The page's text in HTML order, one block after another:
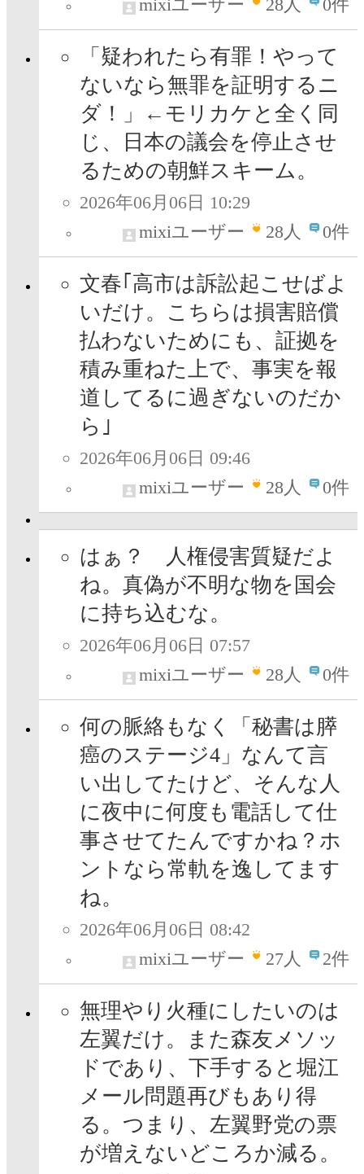
mixiユーザー 28人 0件
「疑われたら有罪！やって
ないなら無罪を証明するニ
ダ！」←モリカケと全く同
じ、日本の議会を停止させ
るための朝鮮スキーム。
2026年06月06日 10:29
mixiユーザー
28人 0件
文春｢高市は訴訟起こせばよ
いだけ。こちらは損害賠償
払わないためにも、証拠を
積み重ねた上で、事実を報
道してるに過ぎないのだか
ら｣
2026年06月06日 09:46
mixiユーザー
28人 0件
はぁ？ 人権侵害質疑だよ
ね。真偽が不明な物を国会
に持ち込むな。
2026年06月06日 07:57
mixiユーザー
28人 0件
何の脈絡もなく「秘書は膵
癌のステージ4」なんて言
い出してたけど、そんな人
に夜中に何度も電話して仕
事させてたんですかね？ホ
ントなら常軌を逸してます
ね。
2026年06月06日 08:42
mixiユーザー
27人 2件
無理やり火種にしたいのは
左翼だけ。また森友メソッ
ドであり、下手すると堀江
メール問題再びもあり得
る。つまり、左翼野党の票
が増えないどころか減る。